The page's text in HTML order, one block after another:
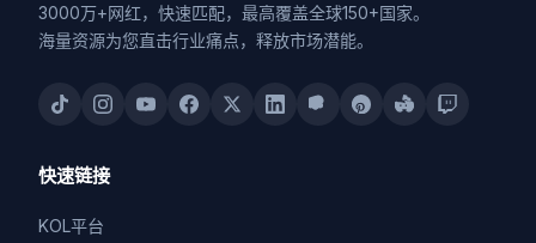
3000万+网红，快速匹配，最高覆盖全球150+国家。
海量资源为您直击行业痛点，释放市场潜能。
快速链接
KOL平台